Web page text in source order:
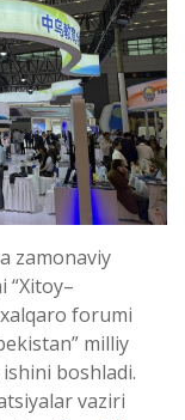
zamonaviy
“Xitoy–
forumi
milliy
ishini boshladi.
vaziri